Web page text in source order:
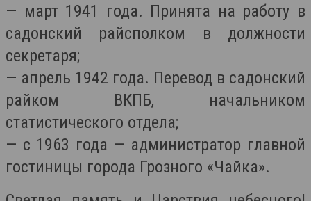
— март 1941 года. Принята на работу в
садонский райсполком в должности
секретаря;
— апрель 1942 года. Перевод в садонский
райком ВКПБ, начальником
статистического отдела;
— с 1963 года — администратор главной
гостиницы города Грозного «Чайка».